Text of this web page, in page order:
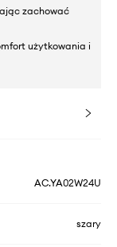
zachować
użytkowania i
AC.YA02W24U
szary